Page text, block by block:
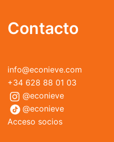
Contacto
info@econieve.com
+34 628 88 01 03
@econieve
@econieve
Acceso socios